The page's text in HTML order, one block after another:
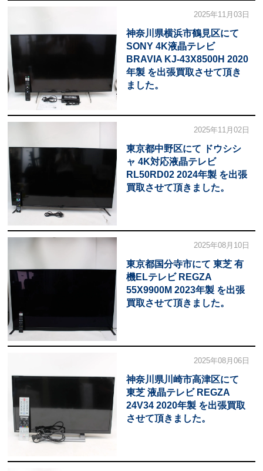
2025年11月03日
神奈川県横浜市鶴見区にて
SONY 4K液晶テレビ
BRAVIA KJ-43X8500H 2020
年製 を出張買取させて頂き
ました。
2025年11月02日
東京都中野区にて ドウシシ
ャ 4K対応液晶テレビ
RL50RD02 2024年製 を出張
買取させて頂きました。
2025年08月10日
東京都国分寺市にて 東芝 有
機ELテレビ REGZA
55X9900M 2023年製 を出張
買取させて頂きました。
2025年08月06日
神奈川県川崎市高津区にて
東芝 液晶テレビ REGZA
24V34 2020年製 を出張買取
させて頂きました。